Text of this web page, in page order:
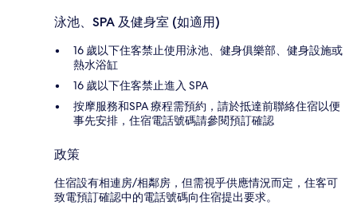
泳池、SPA 及健身室 (如適用)
16 歲以下住客禁止使用泳池、健身俱樂部、健身設施或
熱水浴缸
16 歲以下住客禁止進入 SPA
按摩服務和SPA 療程需預約，請於抵達前聯絡住宿以便
事先安排，住宿電話號碼請參閱預訂確認
政策
住宿設有相連房/相鄰房，但需視乎供應情況而定，住客可
致電預訂確認中的電話號碼向住宿提出要求。